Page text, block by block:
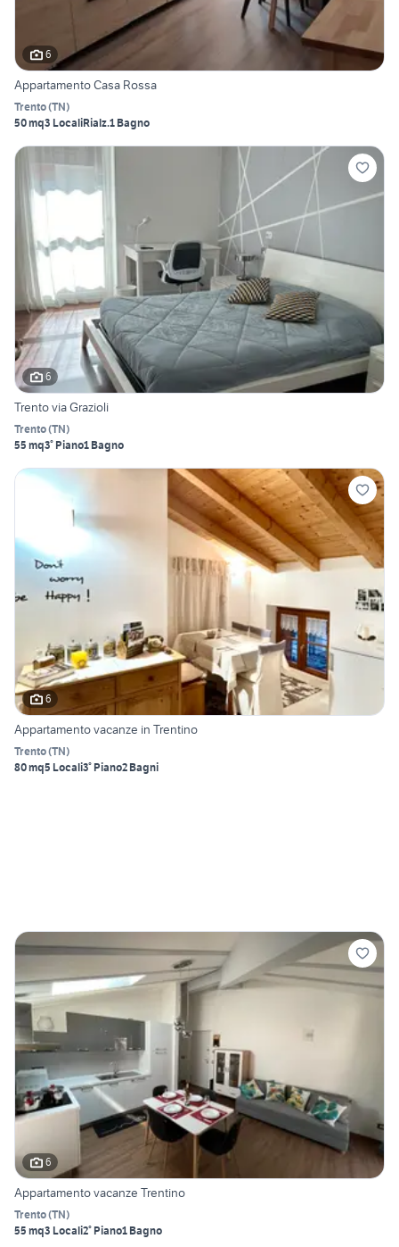
6
Appartamento Casa Rossa
Trento(TN)
50 mq3 LocaliRialz.1 Bagno
6
Trento via Grazioli
Trento(TN)
55 mq3° Piano1 Bagno
6
Appartamento vacanze in Trentino
Trento(TN)
80 mq5 Locali3° Piano2 Bagni
6
Appartamento vacanze Trentino
Trento(TN)
55 mq3 Locali2° Piano1 Bagno